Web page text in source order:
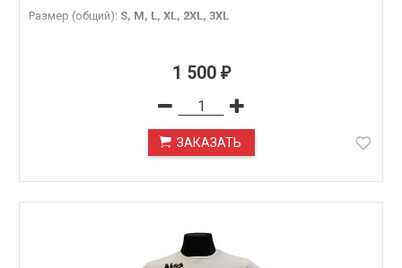
Размер (общий): S, M, L, XL, 2XL, 3XL
1 500 ₽
ЗАКАЗАТЬ